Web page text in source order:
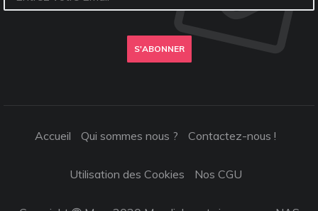
S'ABONNER
Accueil Qui sommes nous ? Contactez-nous !
Utilisation des Cookies Nos CGU